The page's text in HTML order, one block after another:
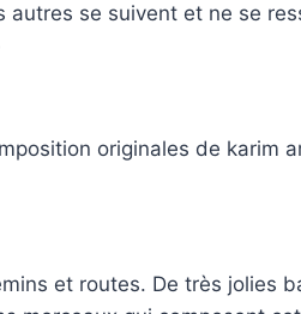
se suivent et ne se
originales de karim
et routes. De très jolies